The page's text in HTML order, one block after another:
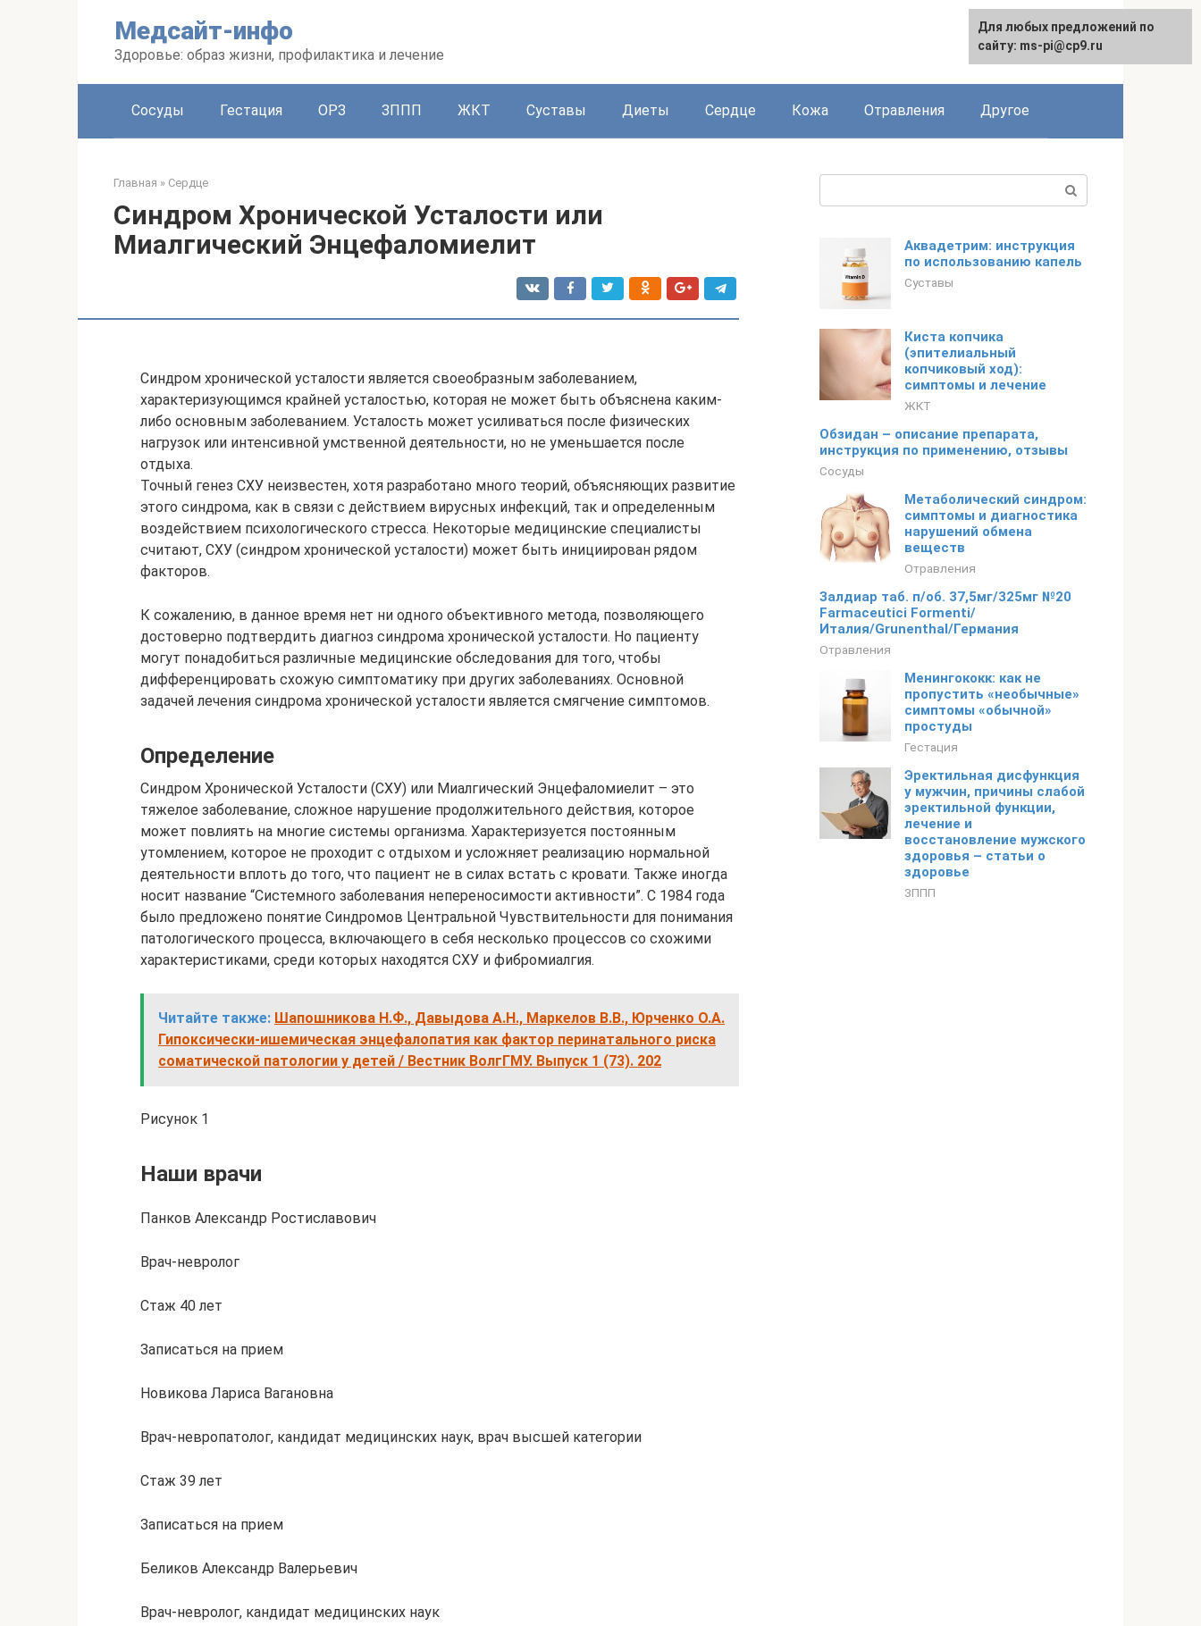
Медсайт-инфо
Здоровье: образ жизни, профилактика и лечение
Сосуды Гестация ОРЗ ЗППП ЖКТ Суставы Диеты Сердце Кожа Отравления Другое
Главная » Сердце
Синдром Хронической Усталости или
Миалгический Энцефаломиелит
Синдром хронической усталости является своеобразным заболеванием,
характеризующимся крайней усталостью, которая не может быть объяснена каким-
либо основным заболеванием. Усталость может усиливаться после физических
нагрузок или интенсивной умственной деятельности, но не уменьшается после
отдыха.
Точный генез СХУ неизвестен, хотя разработано много теорий, объясняющих развитие
этого синдрома, как в связи с действием вирусных инфекций, так и определенным
воздействием психологического стресса. Некоторые медицинские специалисты
считают, СХУ (синдром хронической усталости) может быть инициирован рядом
факторов.
К сожалению, в данное время нет ни одного объективного метода, позволяющего
достоверно подтвердить диагноз синдрома хронической усталости. Но пациенту
могут понадобиться различные медицинские обследования для того, чтобы
дифференцировать схожую симптоматику при других заболеваниях. Основной
задачей лечения синдрома хронической усталости является смягчение симптомов.
Определение
Синдром Хронической Усталости (СХУ) или Миалгический Энцефаломиелит – это
тяжелое заболевание, сложное нарушение продолжительного действия, которое
может повлиять на многие системы организма. Характеризуется постоянным
утомлением, которое не проходит с отдыхом и усложняет реализацию нормальной
деятельности вплоть до того, что пациент не в силах встать с кровати. Также иногда
носит название “Системного заболевания непереносимости активности”. С 1984 года
было предложено понятие Синдромов Центральной Чувствительности для понимания
патологического процесса, включающего в себя несколько процессов со схожими
характеристиками, среди которых находятся СХУ и фибромиалгия.
Читайте также: Шапошникова Н.Ф., Давыдова А.Н., Маркелов В.В., Юрченко О.А.
Гипоксически-ишемическая энцефалопатия как фактор перинатального риска
соматической патологии у детей / Вестник ВолгГМУ. Выпуск 1 (73). 202
Рисунок 1
Наши врачи
Панков Александр Ростиславович
Врач-невролог
Стаж 40 лет
Записаться на прием
Новикова Лариса Вагановна
Врач-невропатолог, кандидат медицинских наук, врач высшей категории
Стаж 39 лет
Записаться на прием
Беликов Александр Валерьевич
Врач-невролог, кандидат медицинских наук
Аквадетрим: инструкция
по использованию капель
Суставы
Киста копчика
(эпителиальный
копчиковый ход):
симптомы и лечение
ЖКТ
Обзидан – описание препарата,
инструкция по применению, отзывы
Сосуды
Метаболический синдром:
симптомы и диагностика
нарушений обмена
веществ
Отравления
Залдиар таб. п/об. 37,5мг/325мг №20
Farmaceutici Formenti/
Италия/Grunenthal/Германия
Отравления
Менингококк: как не
пропустить «необычные»
симптомы «обычной»
простуды
Гестация
Эректильная дисфункция
у мужчин, причины слабой
эректильной функции,
лечение и
восстановление мужского
здоровья – статьи о
здоровье
ЗППП
Для любых предложений по
сайту: ms-pi@cp9.ru